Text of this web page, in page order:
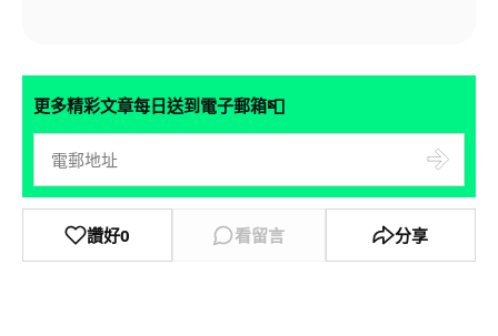
更多精彩文章每日送到電子郵箱📮
讚好0 看留言 分享